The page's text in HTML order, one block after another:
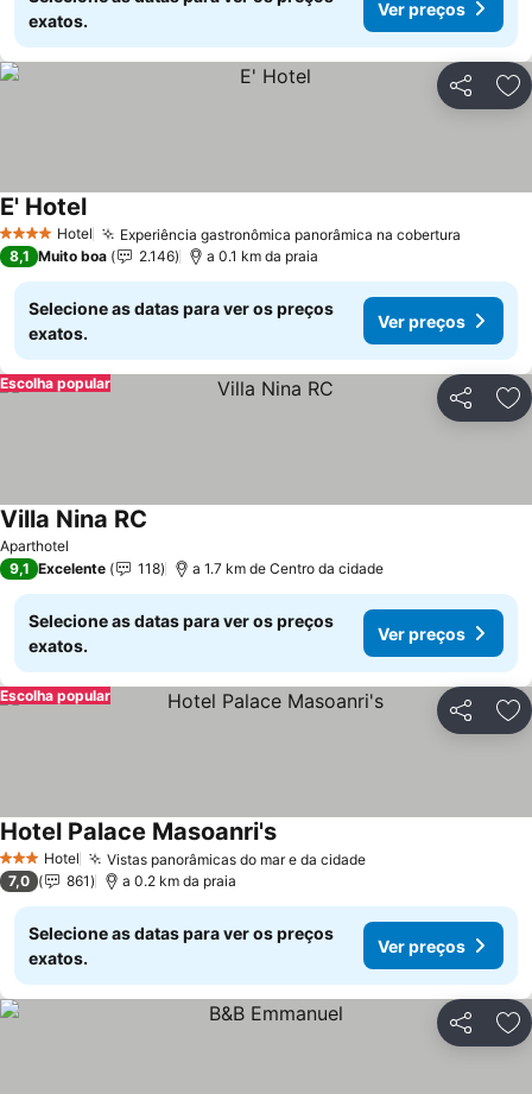
exatos.
Ver preços
Partilhar
4 EstrelasHotel Experiência gastronômica panorâmica na cobertura
E' HotelVer preços
8,1 Muito boa 2.146 a 0.1 km da praia
Selecione as datas para ver os preços
exatos.
Ver preços
Partilhar
Escolha popular
Aparthotel
Villa Nina RC
9,1 Excelente 118 a 1.7 km de Centro da cidade
Selecione as datas para ver os preços
exatos.
Ver preços
Partilhar
Escolha popular
3 EstrelasHotel Vistas panorâmicas do mar e da cidadeVer preços
Hotel Palace Masoanri'sVer preços
7,0 861 a 0.2 km da praia
Selecione as datas para ver os preços
exatos.
Ver preços
Partilhar